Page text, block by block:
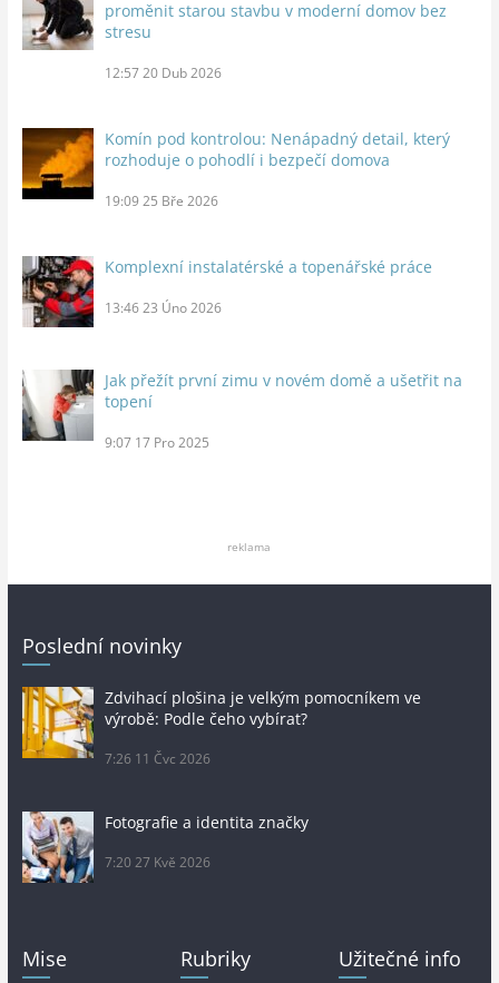
proměnit starou stavbu v moderní domov bez
stresu
12:57 20 Dub 2026
Komín pod kontrolou: Nenápadný detail, který
rozhoduje o pohodlí i bezpečí domova
19:09 25 Bře 2026
Komplexní instalatérské a topenářské práce
13:46 23 Úno 2026
Jak přežít první zimu v novém domě a ušetřit na
topení
9:07 17 Pro 2025
reklama
Poslední novinky
Zdvihací plošina je velkým pomocníkem ve
výrobě: Podle čeho vybírat?
7:26 11 Čvc 2026
Fotografie a identita značky
7:20 27 Kvě 2026
Mise Rubriky Užitečné info